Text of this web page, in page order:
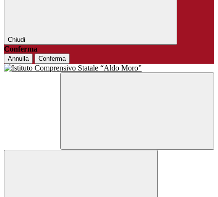
Chiudi
Conferma
Annulla Conferma